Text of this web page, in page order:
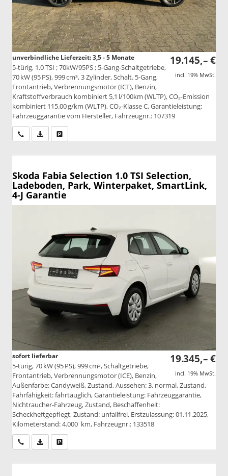
19.145,– €
incl. 19% MwSt.
unverbindliche Lieferzeit: 3,5 - 5 Monate
5-türig, 1.0 TSI ; 70kW/95PS ; 5-Gang-Schaltgetriebe,
70 kW (95 PS), 999 cm³, 3 Zylinder, Schalt. 5-Gang,
Frontantrieb, Verbrennungsmotor (ICE), Benzin,
Kraftstoffverbrauch kombiniert 5,1 l/100km (WLTP), CO₂-Emission
kombiniert 115.00 g/km (WLTP), CO₂-Klasse C, Garantieleistung:
Fahrzeuggarantie vom Hersteller, Fahrzeugnr.: 107319
Wir rufen Sie anPDF-Datei, Fahrzeugexposé drucken
Skoda Fabia Selection 1.0 TSI Selection,
Ladeboden, Park, Winterpaket, SmartLink,
4-J Garantie
19.345,– €
incl. 19% MwSt.
sofort lieferbar
5-türig, 70 kW (95 PS), 999 cm³, Schaltgetriebe,
Frontantrieb, Verbrennungsmotor (ICE), Benzin,
Außenfarbe: Candyweiß, Zustand, Aussehen: 3, normal, Zustand,
Fahrfähigkeit: fahrtauglich, Garantieleistung: Fahrzeuggarantie,
Nichtraucher-Fahrzeug, Zustand, Beschaffenheit:
Scheckheftgepflegt, Zustand: unfallfrei, Erstzulassung: 01.11.2025,
Kilometerstand: 4.000 km, Fahrzeugnr.: 133518
Wir rufen Sie anPDF-Datei, Fahrzeugexposé drucken